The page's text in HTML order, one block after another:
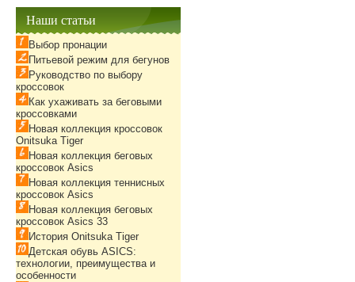
Наши статьи
Выбор пронации
Питьевой режим для бегунов
Руководство по выбору
кроссовок
Как ухаживать за беговыми
кроссовками
Новая коллекция кроссовок
Onitsuka Tiger
Новая коллекция беговых
кроссовок Asics
Новая коллекция теннисных
кроссовок Asics
Новая коллекция беговых
кроссовок Asics 33
История Onitsuka Tiger
Детская обувь ASICS:
технологии, преимущества и
особенности